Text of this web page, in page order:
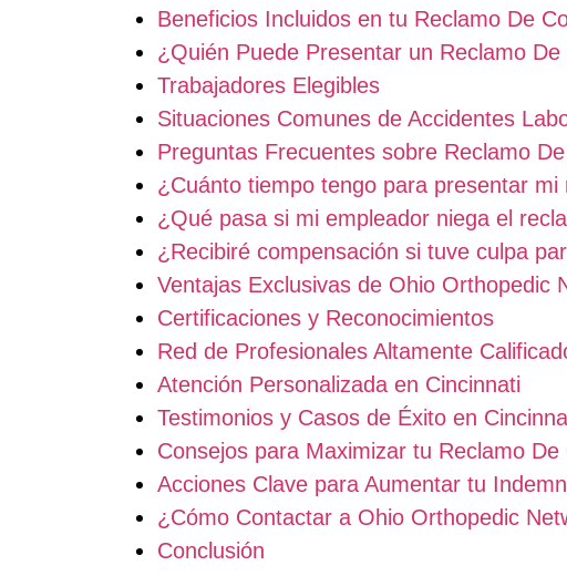
Beneficios Incluidos en tu Reclamo De
¿Quién Puede Presentar un Reclamo
Trabajadores Elegibles
Situaciones Comunes de Accidentes
Preguntas Frecuentes sobre Reclamo
¿Cuánto tiempo tengo para presentar mi
¿Qué pasa si mi empleador niega el
¿Recibiré compensación si tuve culpa
Ventajas Exclusivas de Ohio Orthopedic
Certificaciones y Reconocimientos
Red de Profesionales Altamente
Atención Personalizada en Cincinnati
Testimonios y Casos de Éxito en
Consejos para Maximizar tu Reclamo
Acciones Clave para Aumentar tu
¿Cómo Contactar a Ohio Orthopedic
Conclusión